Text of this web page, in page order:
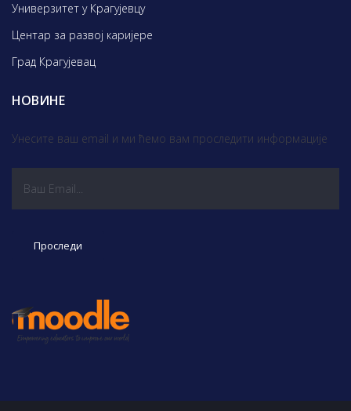
Универзитет у Крагујевцу
Центар за развој каријере
Град Крагујевац
НОВИНЕ
Унесите ваш email и ми ћемо вам проследити информације